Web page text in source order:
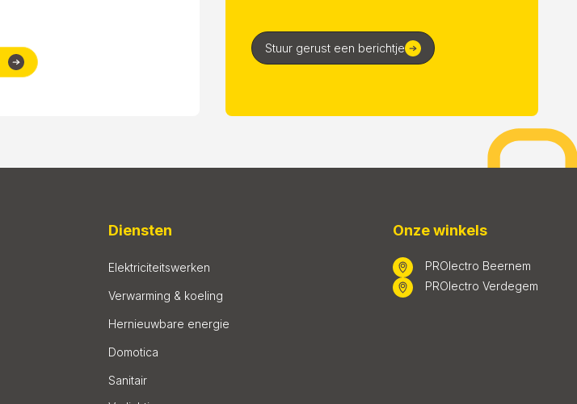
Stuur gerust een berichtje
Diensten
Elektriciteitswerken
Verwarming & koeling
Hernieuwbare energie
Domotica
Sanitair
Onze winkels
PROlectro Beernem
PROlectro Verdegem